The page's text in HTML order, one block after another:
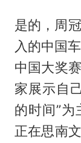
是的，周
入的中国
中国大奖
家展示自
的时间”为
正在思南